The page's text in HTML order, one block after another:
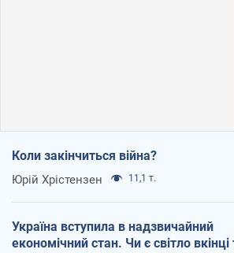
Коли закінчиться війна?
Юрій Хрістензен 11,1 т.
Україна вступила в надзвичайний
економічний стан. Чи є світло